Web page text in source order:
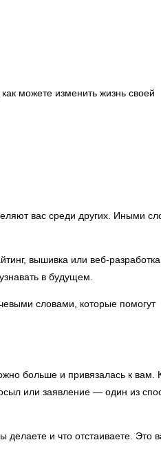
можете изменить жизнь своей
вас среди других. Иными
вышивка или веб-
в будущем.
словами, которые помогут
больше и привязалась к вам.
или заявление — один из
делаете и что отстаиваете. Это